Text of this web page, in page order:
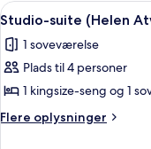
Elizabeth)
Indlæs
alle
billeder
af
Studio-
suite
2
Studio-suite (Helen
1 soveværelse
Plads til 4 personer
1 kingsize-seng og 1
Flere oplysninger
Flere